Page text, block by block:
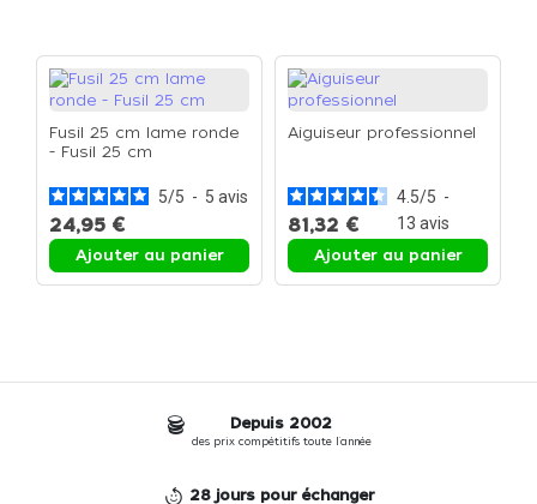
Fusil 25 cm lame ronde
- Fusil 25 cm
5/5 - 5 avis
24,95 €
Ajouter au panier
Aiguiseur professionnel
4.5/5 -
13 avis
81,32 €
Ajouter au panier
Depuis 2002
des prix compétitifs toute l'année
28 jours pour échanger